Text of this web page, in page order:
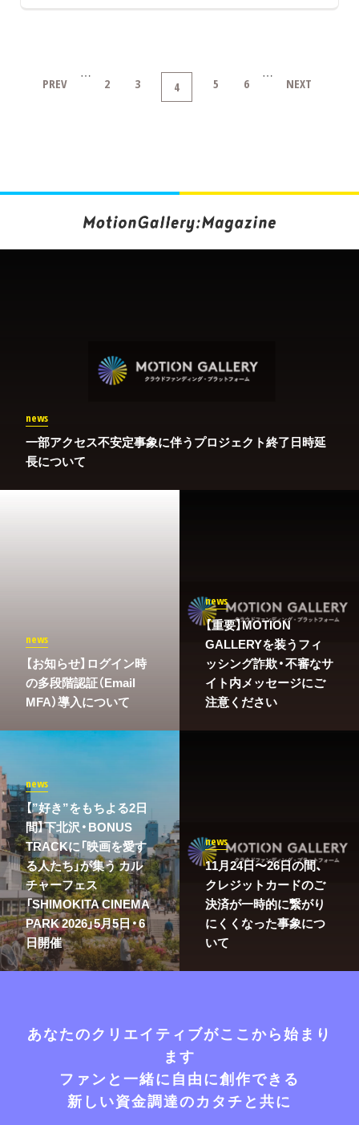
PREV … 2 3 4 5 6 … NEXT
news
一部アクセス不安定事象に伴うプロジェクト終了日時延
長について
news
​【お知らせ】ログイン時
の多段階認証（Email
MFA）導入について
news
【重要】MOTION
GALLERYを装うフィ
ッシング詐欺・不審なサ
イト内メッセージにご
注意ください
news
【”好き”をもちよる2日
間】下北沢・BONUS
TRACKに「映画を愛す
る人たち」が集う カル
チャーフェス
「SHIMOKITA CINEMA
PARK 2026」5月5日・6
日開催
news
11月24日〜26日の間、
クレジットカードのご
決済が一時的に繋がり
にくくなった事象につ
いて
あなたのクリエイティブがここから始まり
ます
ファンと一緒に自由に創作できる
新しい資金調達のカタチと共に